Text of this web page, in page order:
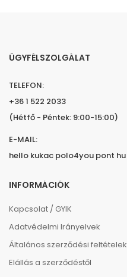
ÜGYFÉLSZOLGÁLAT
TELEFON:
+36 1 522 2033
(Hétfő - Péntek: 9:00-15:00)
E-MAIL:
hello kukac polo4you pont hu
INFORMÁCIÓK
Kapcsolat / GYIK
Adatvédelmi Irányelvek
Általános szerződési feltételek
Elállás a szerződéstől